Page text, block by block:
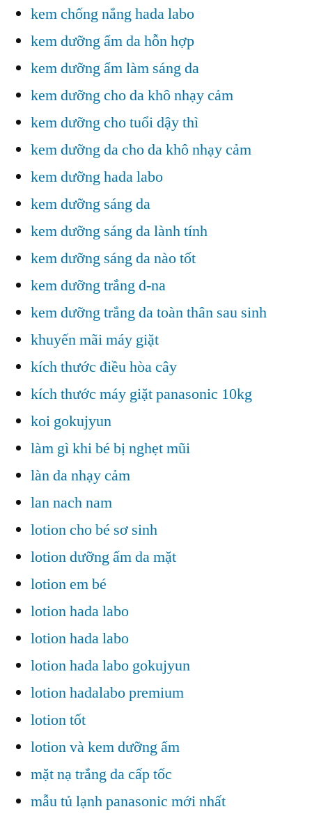
kem chống nắng hada labo
kem dưỡng ẩm da hỗn hợp
kem dưỡng ẩm làm sáng da
kem dưỡng cho da khô nhạy cảm
kem dưỡng cho tuổi dậy thì
kem dưỡng da cho da khô nhạy cảm
kem dưỡng hada labo
kem dưỡng sáng da
kem dưỡng sáng da lành tính
kem dưỡng sáng da nào tốt
kem dưỡng trắng d-na
kem dưỡng trắng da toàn thân sau sinh
khuyến mãi máy giặt
kích thước điều hòa cây
kích thước máy giặt panasonic 10kg
koi gokujyun
làm gì khi bé bị nghẹt mũi
làn da nhạy cảm
lan nach nam
lotion cho bé sơ sinh
lotion dưỡng ẩm da mặt
lotion em bé
lotion hada labo
lotion hada labo
lotion hada labo gokujyun
lotion hadalabo premium
lotion tốt
lotion và kem dưỡng ẩm
mặt nạ trắng da cấp tốc
mẫu tủ lạnh panasonic mới nhất